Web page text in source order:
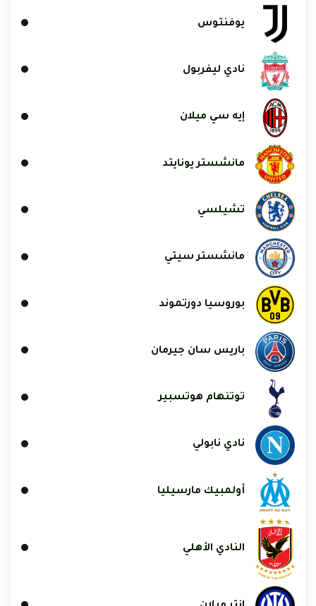
يوفنتوس
نادي ليفربول
إيه سي ميلان
مانشستر يونايتد
تشيلسي
مانشستر سيتي
بوروسيا دورتموند
باريس سان جيرمان
توتنهام هوتسبير
نادي نابولي
أولمبيك مارسيليا
النادي الأهلي